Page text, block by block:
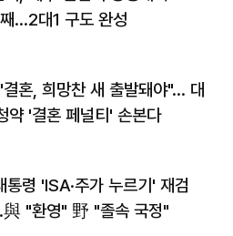
…2대1 구도 완성
혼, 희망찬 새 출발돼야"… 대
약 '결혼 페널티' 손본다
통령 'ISA·주가 누르기' 재검
"환영" 野 "졸속 국정"